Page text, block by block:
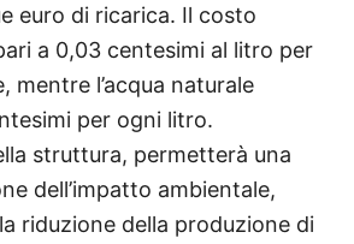
euro di ricarica. Il costo
a 0,03 centesimi al litro per
mentre l’acqua naturale
per ogni litro.
struttura, permetterà una
dell’impatto ambientale,
riduzione della produzione di